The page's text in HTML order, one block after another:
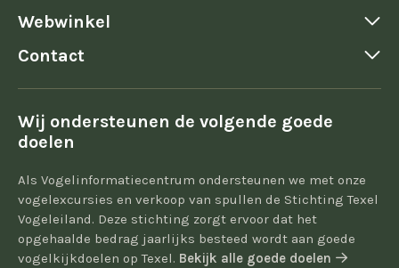
Webwinkel
Contact
Wij ondersteunen de volgende goede
doelen
Als Vogelinformatiecentrum ondersteunen we met onze
vogelexcursies en verkoop van spullen de Stichting Texel
Vogeleiland. Deze stichting zorgt ervoor dat het
opgehaalde bedrag jaarlijks besteed wordt aan goede
vogelkijkdoelen op Texel. Bekijk alle goede doelen